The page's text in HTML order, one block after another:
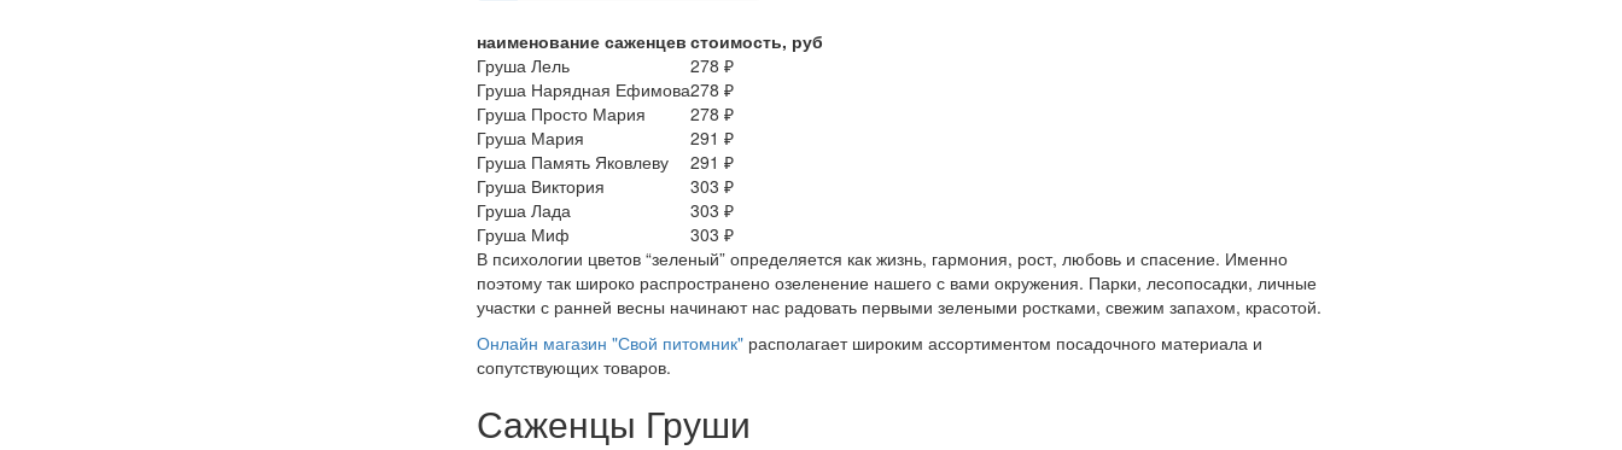
наименование саженцев стоимость, руб
Груша Лель
278 ₽
Груша Нарядная Ефимова278 ₽
Груша Просто Мария
278 ₽
Груша Мария
291 ₽
Груша Память Яковлеву
291 ₽
Груша Виктория
303 ₽
Груша Лада
303 ₽
Груша Миф
303 ₽
В психологии цветов “зеленый” определяется как жизнь, гармония, рост, любовь и спасение. Именно
поэтому так широко распространено озеленение нашего с вами окружения. Парки, лесопосадки, личные
участки с ранней весны начинают нас радовать первыми зелеными ростками, свежим запахом, красотой.
Онлайн магазин "Свой питомник"располагает широким ассортиментом посадочного материала и
сопутствующих товаров.
Саженцы Груши